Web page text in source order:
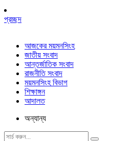
প্রচ্ছদ
আজকের ময়মনসিংহ
জাতীয় সংবাদ
আন্তর্জাতিক সংবাদ
রাজনীতি সংবাদ
ময়মনসিংহ বিভাগ
শিক্ষাঙ্গন
আদালত
অন্যান্য